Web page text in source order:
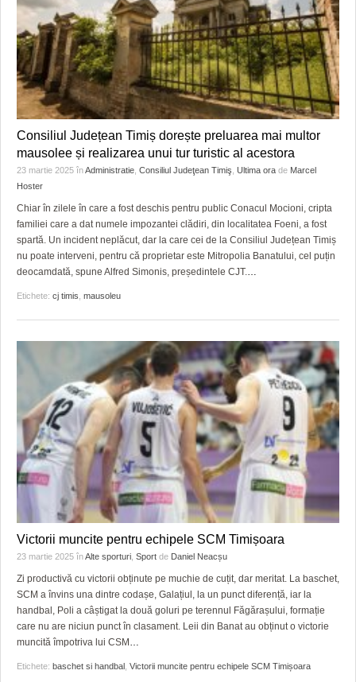
Consiliul Județean Timiș dorește preluarea mai multor
mausolee și realizarea unui tur turistic al acestora
23 martie 2025 înAdministratie Consiliul Judeţean Timiş Ultima ora de Marcel
Hoster
Chiar în zilele în care a fost deschis pentru public Conacul Mocioni, cripta
familiei care a dat numele impozantei clădiri, din localitatea Foeni, a fost
spartă. Un incident neplăcut, dar la care cei de la Consiliul Județean Timiș
nu poate interveni, pentru că proprietar este Mitropolia Banatului, cel puțin
deocamdată, spune Alfred Simonis, președintele CJT.
Etichete: cj timis mausoleu
Victorii muncite pentru echipele SCM Timișoara
23 martie 2025 înAlte sporturi Sport de Daniel Neacșu
Zi productivă cu victorii obținute pe muchie de cuțit, dar meritat. La baschet,
SCM a învins una dintre codașe, Galațiul, la un punct diferență, iar la
handbal, Poli a câștigat la două goluri pe terennul Făgărașului, formație
care nu are niciun punct în clasament. Leii din Banat au obținut o victorie
muncită împotriva lui CSM …
Etichete: baschet si handbal Victorii muncite pentru echipele SCM Timișoara